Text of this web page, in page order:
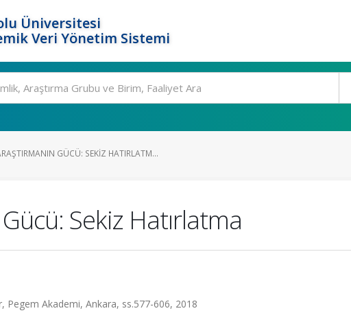
Üniversitesi
Veri Yönetim Sistemi
GÜCÜ: SEKIZ HATIRLATM...
Sekiz Hatırlatma
Pegem Akademi, Ankara, ss.577-606, 2018